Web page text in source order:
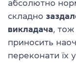
абсолютно
складно
викладача,
приносить
переконати їх